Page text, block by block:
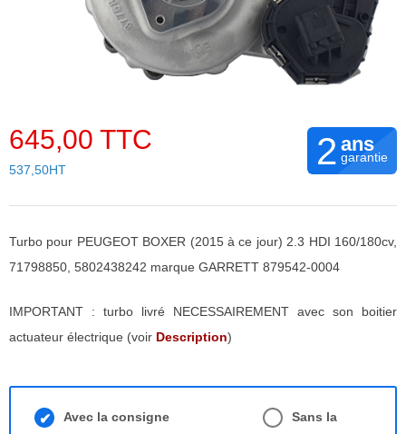
645,00 TTC
537,50HT 2 ans
garantie
Turbo pour PEUGEOT BOXER (2015 à ce jour) 2.3 HDI 160/180cv,
71798850, 5802438242 marque GARRETT 879542-0004
IMPORTANT : turbo livré NECESSAIREMENT avec son boitier
actuateur électrique (voir Description)
Avec la consigne
Sans la